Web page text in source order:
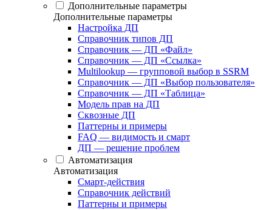
Дополнительные параметры
Дополнительные параметры
Настройка ДП
Справочник типов ДП
Справочник — ДП «Файл»
Справочник — ДП «Ссылка»
Multilookup — групповой выбор в SSRM
Справочник — ДП «Выбор пользователя»
Справочник — ДП «Таблица»
Модель прав на ДП
Сквозные ДП
Паттерны и примеры
FAQ — видимость и смарт
ДП — решение проблем
Автоматизация
Автоматизация
Смарт-действия
Справочник действий
Паттерны и примеры